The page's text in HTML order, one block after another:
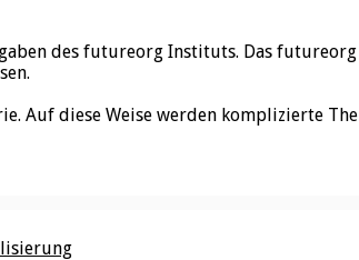
des futureorg Instituts. Das
Auf diese Weise werden komplizierte